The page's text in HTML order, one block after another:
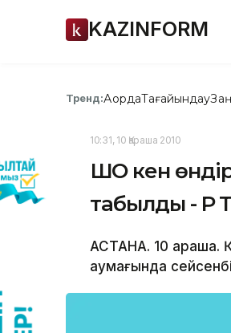
KAZINFORM
Тренд:АқордаТағайындау
10:31, 10 Қараша 2010
ШҚО кен
табылды -
АСТАНА. 10 қараша.
аумағында